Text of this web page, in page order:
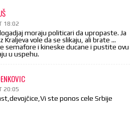
18:02
moraju politicari da upropaste. Ja
Kraljeva vole da se slikaju, ali brate …
semafore i kineske ducane i pustite ovu
u uspehu.
20:05
ste ponos cele Srbije